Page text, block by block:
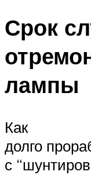
Срок
лампы
Как
долго
с